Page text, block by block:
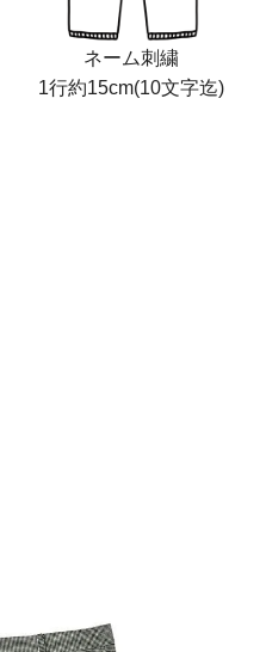
ネーム刺繍
1行約15cm(10文字迄)